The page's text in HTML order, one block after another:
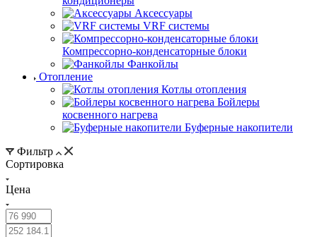
Аксессуары
VRF системы
Компрессорно-конденсаторные блоки
Фанкойлы
Отопление
Котлы отопления
Бойлеры
косвенного нагрева
Буферные накопители
Фильтр
Сортировка
Цена